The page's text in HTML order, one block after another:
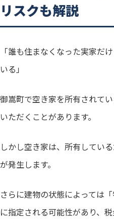
リスクも解説
「誰も住まなくなった実家だ
いる」
御嵩町で空き家を所有されて
いただくことがあります。
しかし空き家は、所有してい
が発生します。
さらに建物の状態によっては
に指定される可能性があり、